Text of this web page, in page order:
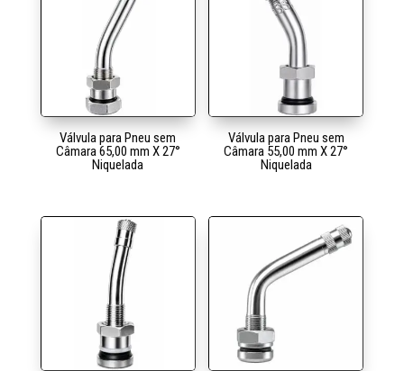
Válvula para Pneu sem
Câmara 65,00 mm X 27°
Niquelada
Válvula para Pneu sem
Câmara 55,00 mm X 27°
Niquelada